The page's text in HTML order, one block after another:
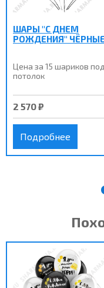
ШАРЫ "С ДНЕМ
РОЖДЕНИЯ" ЧЁРНЫЕ
Цена за 15 шариков под
потолок
2 570 ₽
Подробнее